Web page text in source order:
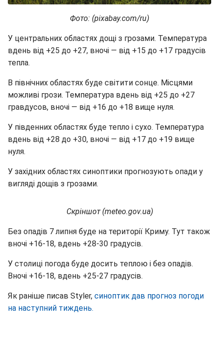
Фото: (pixabay.com/ru)
У центральних областях дощі з грозами. Температура
вдень від +25 до +27, вночі — від +15 до +17 градусів
тепла.
В північних областях буде світити сонце. Місцями
можливі грози. Температура вдень від +25 до +27
гравдусов, вночі — від +16 до +18 вище нуля.
У південних областях буде тепло і сухо. Температура
вдень від +28 до +30, вночі — від +17 до +19 вище
нуля.
У західних областях синоптики прогнозують опади у
вигляді дощів з грозами.
Скріншот (meteo.gov.ua)
Без опадів 7 липня буде на території Криму. Тут також
вночі +16-18, вдень +28-30 градусів.
У столиці погода буде досить теплою і без опадів.
Вночі +16-18, вдень +25-27 градусів.
Як раніше писав Styler, синоптик дав прогноз погоди
на наступний тиждень.